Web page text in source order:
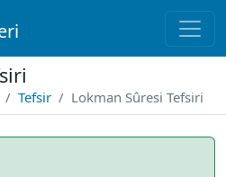
Tefsir Lokman Sûresi Tefsiri